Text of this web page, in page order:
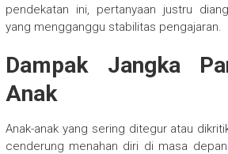
pendekatan ini, pertanyaan justru
yang mengganggu stabilitas pengajaran.
Dampak Jangka
Anak
Anak-anak yang sering ditegur atau
cenderung menahan diri di masa